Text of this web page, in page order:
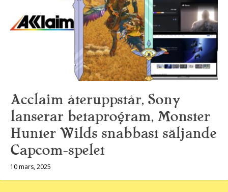
Acclaim återuppstår, Sony
lanserar betaprogram, Monster
Hunter Wilds snabbast säljande
Capcom-spelet
10 mars, 2025